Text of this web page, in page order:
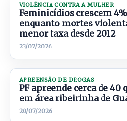
VIOLÊNCIA CONTRA A MULHER
Feminicídios crescem
enquanto mortes
menor taxa desde 2012
23/07/2026
APREENSÃO DE DROGAS
PF apreende cerca de 40
em área ribeirinha de
20/07/2026